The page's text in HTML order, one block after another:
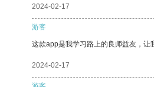
2024-02-17
游客
这款app是我学习路上的良师益友，
2024-02-17